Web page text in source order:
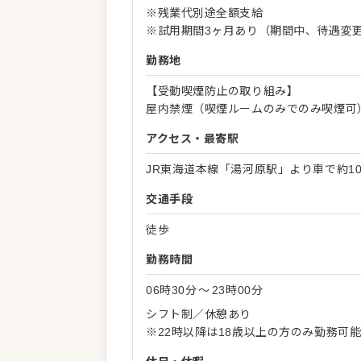
※残業代別途全額支給
※試用期間3ヶ月あり（期間中、待遇変更
勤務地
【受動喫煙防止の取り組み】
屋内禁煙（喫煙ルームのみでのみ喫煙可
アクセス・最寄駅
JR東海道本線「湯河原駅」より車で約
交通手段
徒歩
勤務時間
06時30分〜 23時00分
シフト制／休憩あり
※22時以降は18歳以上の方のみ勤務可能